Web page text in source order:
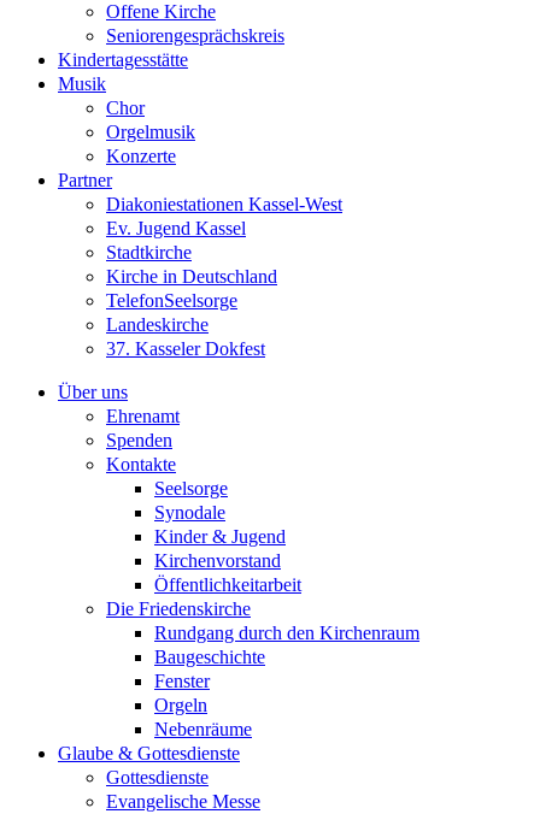
Offene Kirche
Seniorengesprächskreis
Kindertagesstätte
Musik
Chor
Orgelmusik
Konzerte
Partner
Diakoniestationen Kassel-West
Ev. Jugend Kassel
Stadtkirche
Kirche in Deutschland
TelefonSeelsorge
Landeskirche
37. Kasseler Dokfest
Über uns
Ehrenamt
Spenden
Kontakte
Seelsorge
Synodale
Kinder & Jugend
Kirchenvorstand
Öffentlichkeitarbeit
Die Friedenskirche
Rundgang durch den Kirchenraum
Baugeschichte
Fenster
Orgeln
Nebenräume
Glaube & Gottesdienste
Gottesdienste
Evangelische Messe